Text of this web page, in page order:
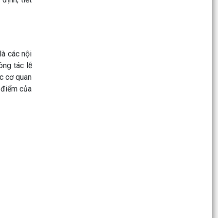
các nội
tác lễ
cơ quan
của